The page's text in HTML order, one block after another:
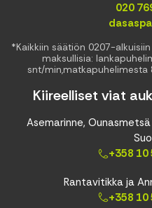
020
*Kaikkiin säätiön 0207-
maksullisia:
snt/min,matkapuhelimesta
Kiireelliset viat
Asemarinne,
+358 10
Rantavitikka ja
+358 10